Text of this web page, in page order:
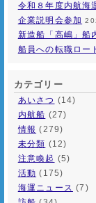
令和８年度内航海
企業説明会参加
新造船「高嶋」船
船員への転職ロー
カテゴリー
あいさつ (14)
内航船 (27)
情報 (279)
未分類 (12)
注意喚起 (5)
活動 (175)
海運ニュース (7)